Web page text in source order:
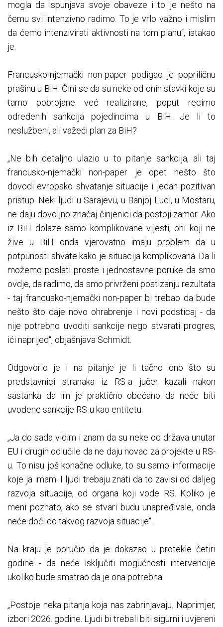
mogla da ispunjava svoje obaveze i to je nešto na
čemu svi intenzivno radimo. To je vrlo važno i mislim
da ćemo intenzivirati aktivnosti na tom planu“, istakao
je.
Francusko-njemački non-paper podigao je popriličnu
prašinu u BiH. Čini se da su neke od onih stavki koje su
tamo pobrojane već realizirane, poput recimo
određenih sankcija pojedincima u BiH. Je li to
neslužbeni, ali važeći plan za BiH?
„Ne bih detaljno ulazio u to pitanje sankcija, ali taj
francusko-njemački non-paper je opet nešto što
dovodi evropsko shvatanje situacije i jedan pozitivan
pristup. Neki ljudi u Sarajevu, u Banjoj Luci, u Mostaru,
ne daju dovoljno značaj činjenici da postoji zamor. Ako
iz BiH dolaze samo komplikovane vijesti, oni koji ne
žive u BiH onda vjerovatno imaju problem da u
potpunosti shvate kako je situacija komplikovana. Da li
možemo poslati proste i jednostavne poruke da smo
ovdje, da radimo, da smo privrženi postizanju rezultata
- taj francusko-njemački non-paper bi trebao da bude
nešto što daje novo ohrabrenje i novi podsticaj - da
nije potrebno uvoditi sankcije nego stvarati progres,
ići naprijed“, objašnjava Schmidt.
Odgovorio je i na pitanje je li tačno ono što su
predstavnici stranaka iz RS-a jučer kazali nakon
sastanka da im je praktično obećano da neće biti
uvođene sankcije RS-u kao entitetu.
„Ja do sada vidim i znam da su neke od država unutar
EU i drugih odlučile da ne daju novac za projekte u RS-
u. To nisu još konačne odluke, to su samo informacije
koje ja imam. I ljudi trebaju znati da to zavisi od daljeg
razvoja situacije, od organa koji vode RS. Koliko je
meni poznato, ako se stvari budu unapređivale, onda
neće doći do takvog razvoja situacije“.
Na kraju je poručio da je dokazao u protekle četiri
godine - da neće isključiti mogućnosti intervencije
ukoliko bude smatrao da je ona potrebna.
„Postoje neka pitanja koja nas zabrinjavaju. Naprimjer,
izbori 2026. godine. Ljudi bi trebali biti sigurni i uvjereni